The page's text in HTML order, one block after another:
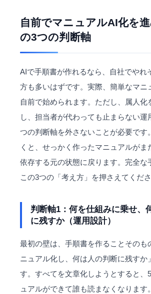
自前でマニュアルAI化を
の3つの判断軸
AIで手順書が作れるなら、自社でやれ
方も多いはずです。実際、簡単なマニ
自前で始められます。ただし、属人化
し、担当者が代わっても止まらない運
つの判断軸を外さないことが必要です
くと、せっかく作ったマニュアルがま
依存する元の状態に戻ります。完全な
この3つの「考え方」を押さえてくださ
判断軸1：何を仕組みに乗せ、
に残すか（運用設計）
最初の壁は、手順書を作ることそのも
ニュアル化し、何は人の判断に残すか
す。すべてを文章化しようとすると、
ュアルができて誰も読まなくなります